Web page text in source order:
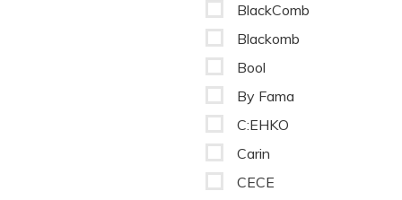
BlackComb
Blackomb
Bool
By Fama
C:EHKO
Carin
CECE